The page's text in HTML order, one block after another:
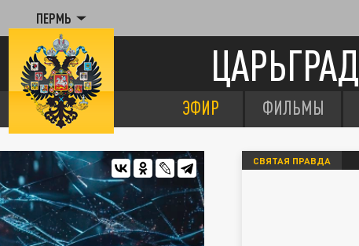
ПЕРМЬ
ЦАРЬГРАД
ЭФИР ФИЛЬМЫ
СВЯТАЯ ПРАВДА